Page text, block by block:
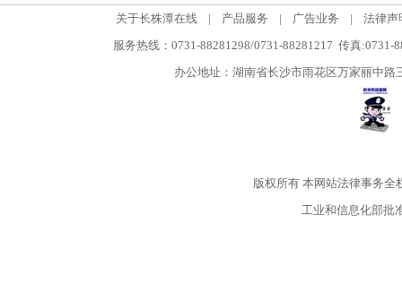
关于长株潭在线 | 产品服务 | 广告业务 |
法律声
服务热线：0731-88281298/0731-88281217 传真:0731-
办公地址：湖南省长沙市雨花区万家丽中
版权所有本网站法律事务全
工业和信息化部批